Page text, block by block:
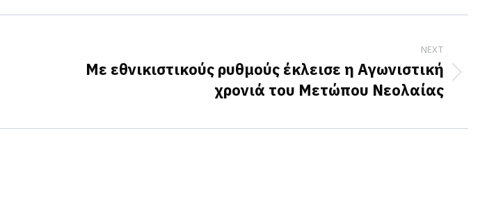
X
LinkedIn
NEXT
Με εθνικιστικούς ρυθμούς έκλεισε η Αγωνιστική
χρονιά του Μετώπου Νεολαίας